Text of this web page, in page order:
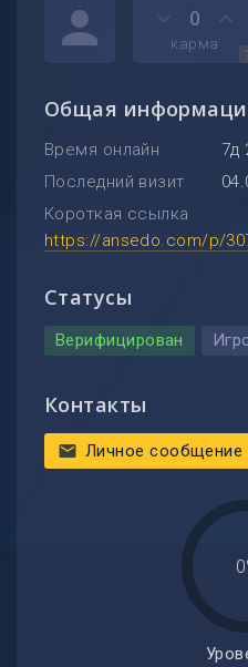
person 0
карма
Общая
Время онлайн
7д
Последний визит
Короткая ссылка
https://ansedo.com/p/
Статусы
Верифицирован
Контакты
mail Личное сообщение